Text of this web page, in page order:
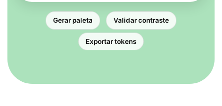
Gerar paleta Validar contraste
Exportar tokens